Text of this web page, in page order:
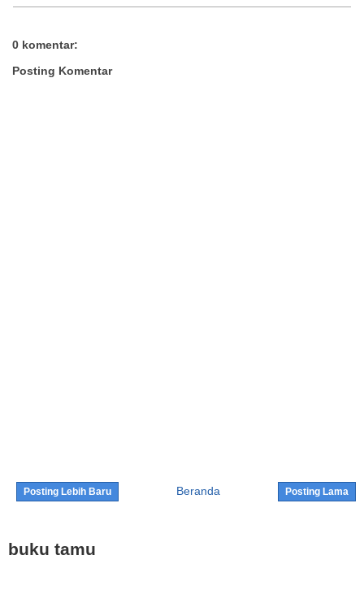
0 komentar:
Posting Komentar
Posting Lebih Baru Posting Lama
Beranda
buku tamu